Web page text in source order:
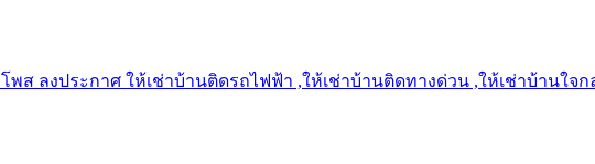
โพส ลงประกาศ ให้เช่าบ้านติดรถไฟฟ้า ,ให้เช่าบ้านติดทางด่วน ,ให้เช่าบ้านใ